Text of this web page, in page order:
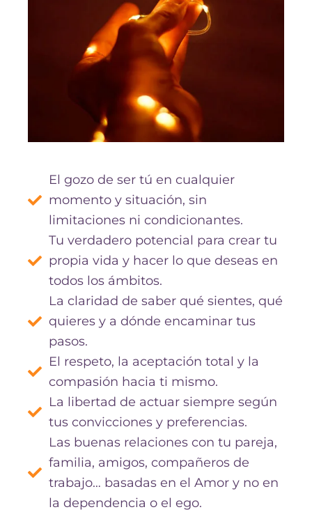
El gozo de ser tú en cualquier
momento y situación, sin
limitaciones ni condicionantes.
Tu verdadero potencial para crear tu
propia vida y hacer lo que deseas en
todos los ámbitos.
La claridad de saber qué sientes, qué
quieres y a dónde encaminar tus
pasos.
El respeto, la aceptación total y la
compasión hacia ti mismo.
La libertad de actuar siempre según
tus convicciones y preferencias.
Las buenas relaciones con tu pareja,
familia, amigos, compañeros de
trabajo… basadas en el Amor y no en
la dependencia o el ego.